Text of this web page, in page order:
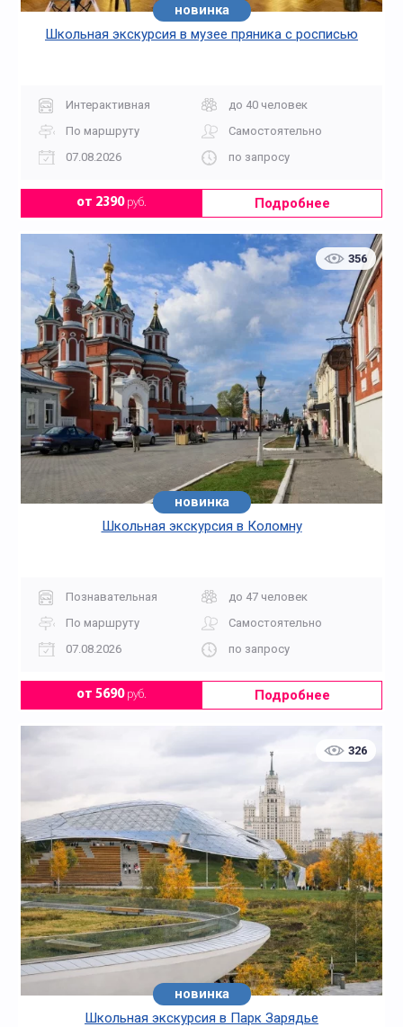
новинка
Школьная экскурсия в музее пряника с росписью
Интерактивная
до 40 человек
По маршруту
Самостоятельно
07.08.2026
по запросу
от 2390руб. Подробнее
356
новинка
Школьная экскурсия в Коломну
Познавательная
до 47 человек
По маршруту
Самостоятельно
07.08.2026
по запросу
от 5690руб. Подробнее
326
новинка
Школьная экскурсия в Парк Зарядье